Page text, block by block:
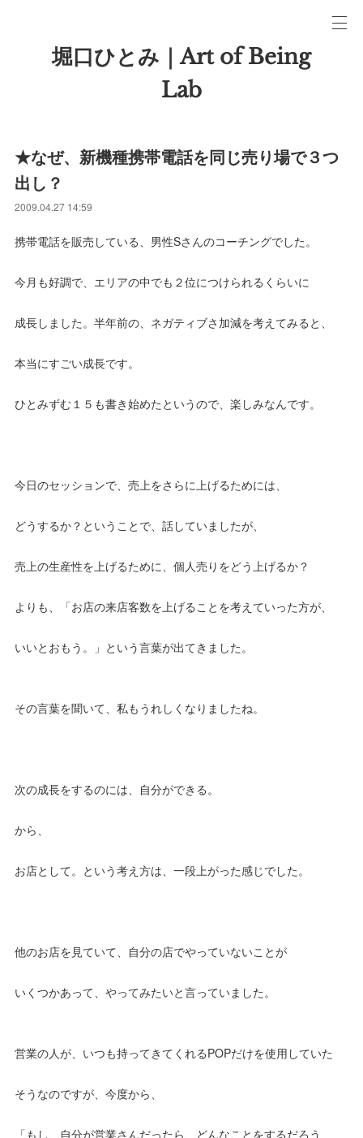
堀口ひとみ｜Art of Being
Lab
★なぜ、新機種携帯電話を同じ売り場で３つ
出し？
2009.04.27 14:59
携帯電話を販売している、男性Sさんのコーチングでした。
今月も好調で、エリアの中でも２位につけられるくらいに
成長しました。半年前の、ネガティブさ加減を考えてみると、
本当にすごい成長です。
ひとみずむ１５も書き始めたというので、楽しみなんです。
今日のセッションで、売上をさらに上げるためには、
どうするか？ということで、話していましたが、
売上の生産性を上げるために、個人売りをどう上げるか？
よりも、「お店の来店客数を上げることを考えていった方が、
いいとおもう。」という言葉が出てきました。
その言葉を聞いて、私もうれしくなりましたね。
次の成長をするのには、自分ができる。
から、
お店として。という考え方は、一段上がった感じでした。
他のお店を見ていて、自分の店でやっていないことが
いくつかあって、やってみたいと言っていました。
営業の人が、いつも持ってきてくれるPOPだけを使用していた
そうなのですが、今度から、
「もし、自分が営業さんだったら、どんなことをするだろう